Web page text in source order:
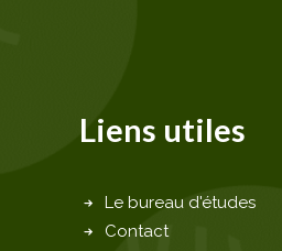
Liens utiles
Le bureau d'études
Contact